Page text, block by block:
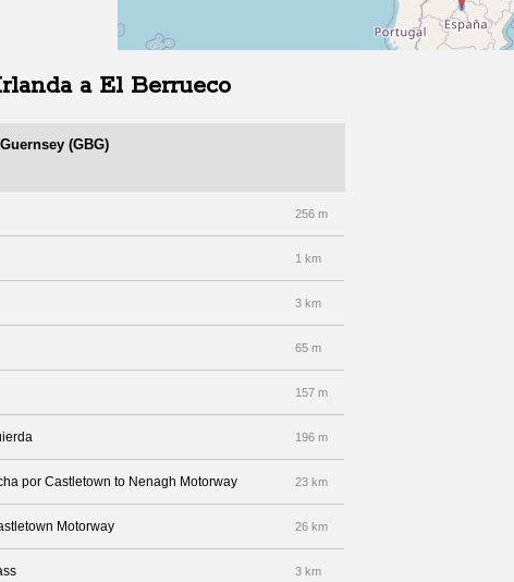
a El Berrueco
(GBG)
256 m
1 km
3 km
65 m
157 m
196 m
por Castletown to Nenagh Motorway 23 km
Motorway 26 km
3 km